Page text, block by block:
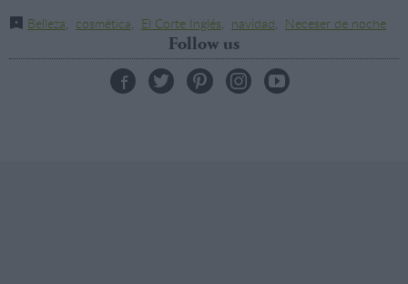
Belleza, cosmética, El Corte Inglés, navidad, Neceser de noche
Follow us